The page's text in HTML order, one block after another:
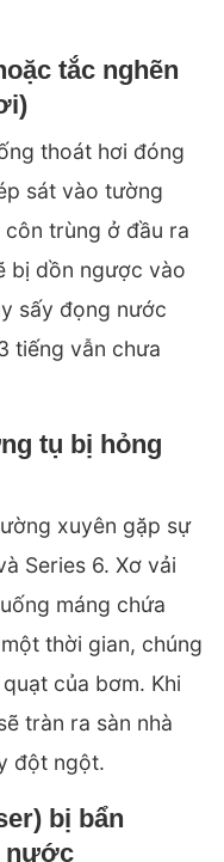
tắc nghẽn
thoát hơi đóng
sát vào tường
trùng ở đầu ra
bị dồn ngược vào
sấy đọng nước
tiếng vẫn chưa
tụ bị hỏng
xuyên gặp sự
Series 6. Xơ vải
máng chứa
thời gian, chúng
của bơm. Khi
tràn ra sàn nhà
đột ngột.
bị bẩn
nước